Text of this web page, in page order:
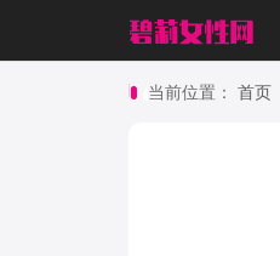
当前位置： 首页